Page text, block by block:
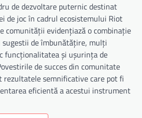
de dezvoltare puternic destinat
de joc în cadrul ecosistemului Riot
comunității evidențiază o combinație
sugestii de îmbunătățire, mulți
funcționalitatea și ușurința de
de succes din comunitate
rezultatele semnificative care pot fi
eficientă a acestui instrument